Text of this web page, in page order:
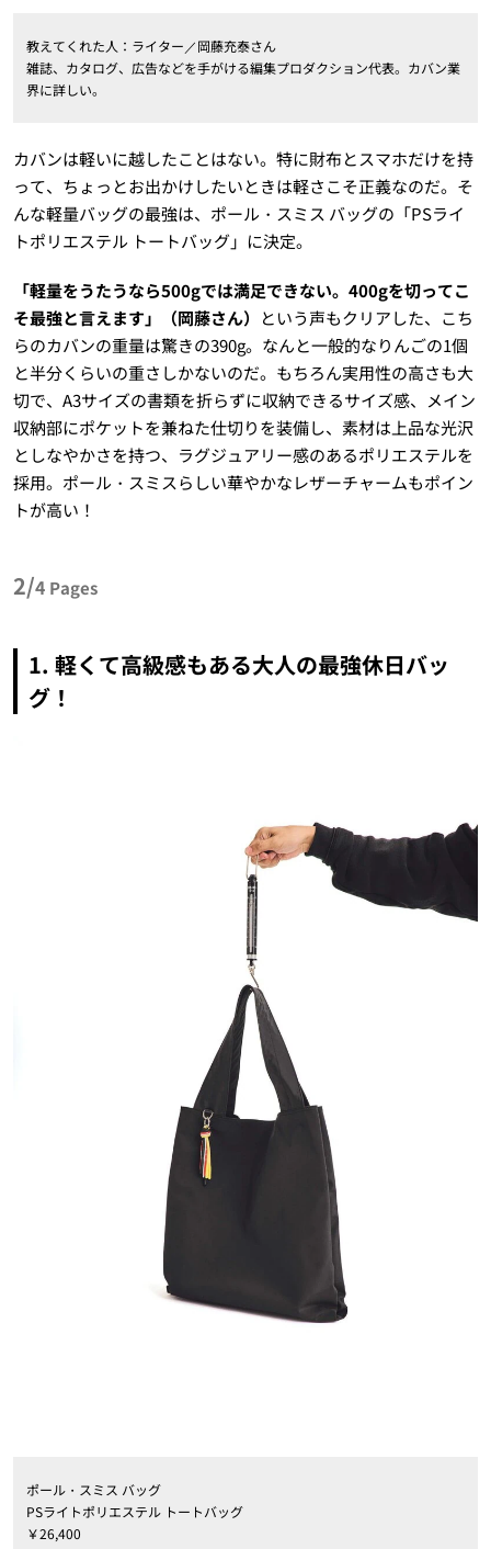
教えてくれた人：ライター／岡藤充泰さん
雑誌、カタログ、広告などを手がける編集プロダクション代表。カバン業
界に詳しい。
カバンは軽いに越したことはない。特に財布とスマホだけを持
って、ちょっとお出かけしたいときは軽さこそ正義なのだ。そ
んな軽量バッグの最強は、ポール・スミス バッグの「PSライ
トポリエステル トートバッグ」に決定。
「軽量をうたうなら500gでは満足できない。400gを切ってこ
そ最強と言えます」（岡藤さん）
という声もクリアした、こち
らのカバンの重量は驚きの390g。なんと一般的なりんごの1個
と半分くらいの重さしかないのだ。もちろん実用性の高さも大
切で、A3サイズの書類を折らずに収納できるサイズ感、メイン
収納部にポケットを兼ねた仕切りを装備し、素材は上品な光沢
としなやかさを持つ、ラグジュアリー感のあるポリエステルを
採用。ポール・スミスらしい華やかなレザーチャームもポイン
トが高い！
2/4 Pages
1. 軽くて高級感もある大人の最強休日バッ
グ！
ポール・スミス バッグ
PSライトポリエステル トートバッグ
￥26,400